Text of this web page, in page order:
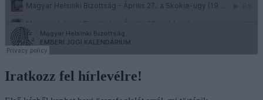
Iratkozz fel hírlevélre!